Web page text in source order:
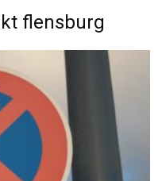
flensburg